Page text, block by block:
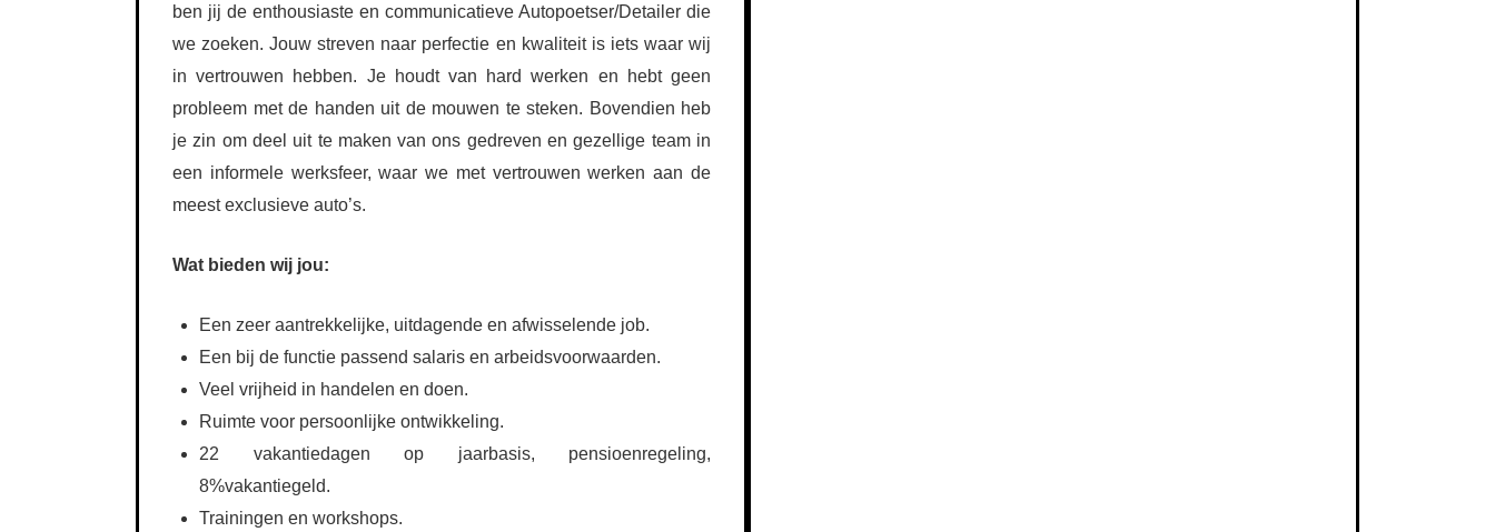
ben jij de enthousiaste en communicatieve Autopoetser/Detailer die
we zoeken. Jouw streven naar perfectie en kwaliteit is iets waar wij
in vertrouwen hebben. Je houdt van hard werken en hebt geen
probleem met de handen uit de mouwen te steken. Bovendien heb
je zin om deel uit te maken van ons gedreven en gezellige team in
een informele werksfeer, waar we met vertrouwen werken aan de
meest exclusieve auto’s.
Wat bieden wij jou:
Een zeer aantrekkelijke, uitdagende en afwisselende job.
Een bij de functie passend salaris en arbeidsvoorwaarden.
Veel vrijheid in handelen en doen.
Ruimte voor persoonlijke ontwikkeling.
22 vakantiedagen op jaarbasis, pensioenregeling,
8%vakantiegeld.
Trainingen en workshops.